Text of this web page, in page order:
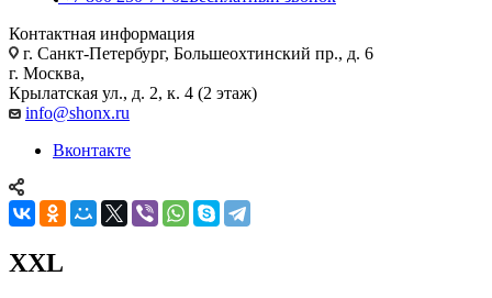
Контактная информация
г. Санкт-Петербург, Большеохтинский пр., д. 6
г. Москва,
Крылатская ул., д. 2, к. 4 (2 этаж)
info@shonx.ru
Вконтакте
XXL